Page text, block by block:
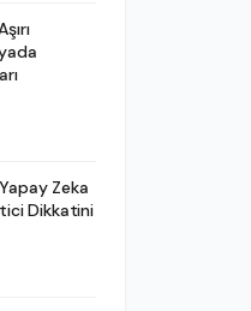
Zeka
Dikkatini